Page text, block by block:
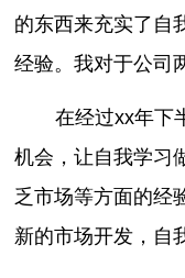
的东西来充实了自
经验。我对于公司
在经过xx年下
机会，让自我学习
乏市场等方面的经
新的市场开发，自